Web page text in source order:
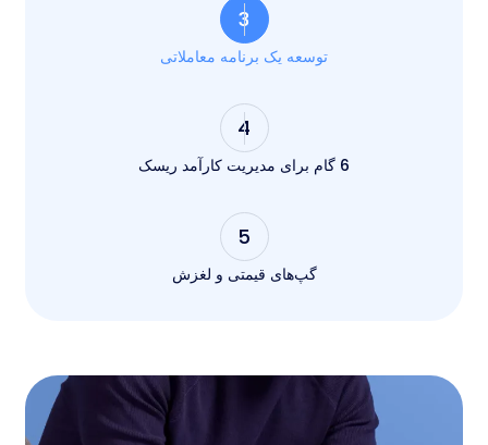
3
توسعه یک برنامه معاملاتی
4
6 گام برای مدیریت کارآمد ریسک
5
گپ‌های قیمتی و لغزش